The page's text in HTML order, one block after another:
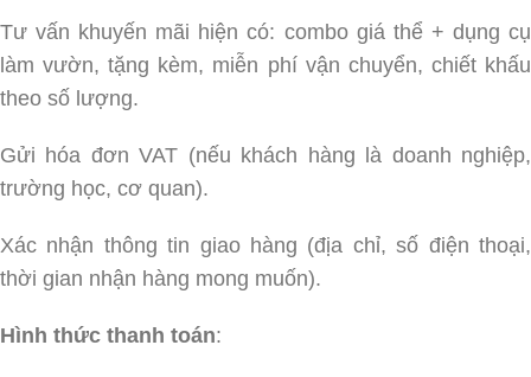
Tư vấn khuyến mãi hiện có: combo giá thể + dụng cụ
làm vườn, tặng kèm, miễn phí vận chuyển, chiết khấu
theo số lượng.
Gửi hóa đơn VAT (nếu khách hàng là doanh nghiệp,
trường học, cơ quan).
Xác nhận thông tin giao hàng (địa chỉ, số điện thoại,
thời gian nhận hàng mong muốn).
Hình thức thanh toán: